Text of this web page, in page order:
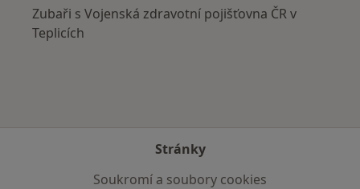
Zubaři s Vojenská zdravotní pojišťovna ČR v
Teplicích
Stránky
Soukromí a soubory cookies